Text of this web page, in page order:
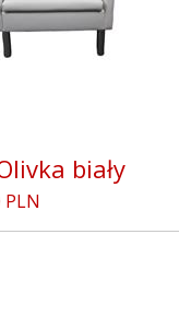
biały
PLN